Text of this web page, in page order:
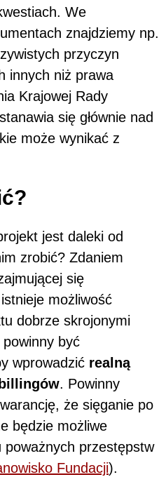
We
znajdziemy np.
przyczyn
innych niż prawa
Krajowej Rady
się głównie nad
może wynikać z
jest daleki od
zrobić? Zdaniem
się
możliwość
dobrze skrojonymi
być
wprowadzić realną
. Powinny
że sięganie po
będzie możliwe
poważnych przestępstw
Fundacji).